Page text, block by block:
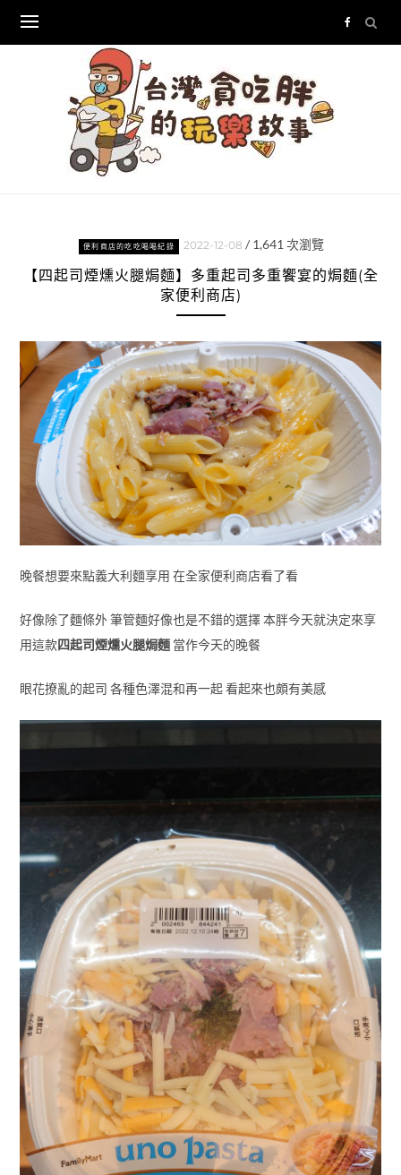
content
便利商店的吃吃喝喝紀錄 2022-12-08 / 1,641 次瀏覽
【四起司煙燻火腿焗麵】多重起司多重饗宴的焗麵(全
家便利商店)
晚餐想要來點義大利麵享用 在全家便利商店看了看
好像除了麵條外 筆管麵好像也是不錯的選擇 本胖今天就決定來享
用這款四起司煙燻火腿焗麵當作今天的晚餐
眼花撩亂的起司 各種色澤混和再一起 看起來也頗有美感